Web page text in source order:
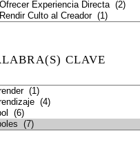
CLAVE